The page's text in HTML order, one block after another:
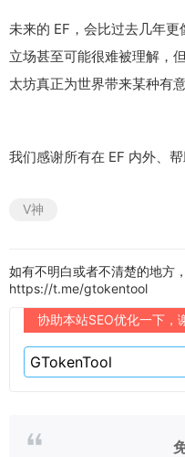
未来的 EF，会比过去几年
立场甚至可能很难被理解，
太坊真正为世界带来某种有
我们感谢所有在 EF 内外、
V神
如有不明白或者不清楚的地方
https://t.me/gtokentool
协助本站SEO优化一下，